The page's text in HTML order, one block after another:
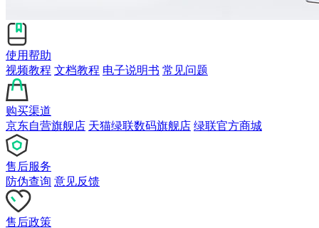
使用帮助
视频教程 文档教程 电子说明书 常见问题
购买渠道
京东自营旗舰店 天猫绿联数码旗舰店 绿联官方商城
售后服务
防伪查询 意见反馈
售后政策